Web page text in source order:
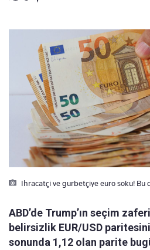
Ihracatçi ve gurbetçiye euro soku!
ABD’de Trump’ın seçim
belirsizlik EUR/USD
sonunda 1,12 olan parite